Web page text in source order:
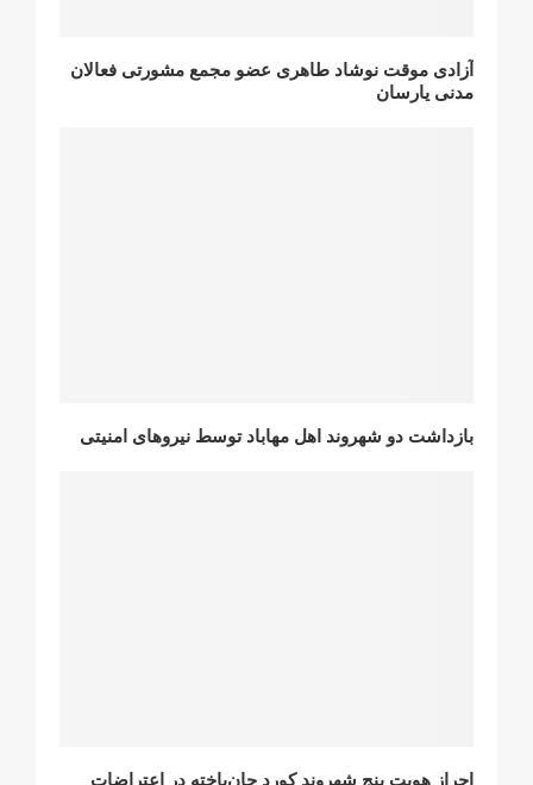
آزادی موقت نوشاد طاهری عضو مجمع مشورتی فعالان
مدنی یارسان
بازداشت دو شهروند اهل مهاباد توسط نیروهای امنیتی
احراز هویت پنج شهروند کورد جان‌باخته در اعتراضات